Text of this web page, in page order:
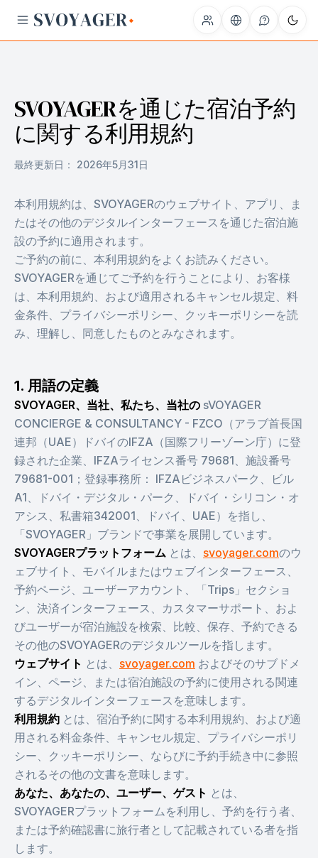
SVOYAGERを通じた宿泊予約
に関する利用規約
最終更新日： 2026年5月31日
本利用規約は、SVOYAGERのウェブサイト、アプリ、ま
たはその他のデジタルインターフェースを通じた宿泊施
設の予約に適用されます。
ご予約の前に、本利用規約をよくお読みください。
SVOYAGERを通じてご予約を行うことにより、お客様
は、本利用規約、および適用されるキャンセル規定、料
金条件、プライバシーポリシー、クッキーポリシーを読
み、理解し、同意したものとみなされます。
1. 用語の定義
SVOYAGER、当社、私たち、当社の sVOYAGER
CONCIERGE & CONSULTANCY - FZCO（アラブ首長国
連邦（UAE）ドバイのIFZA（国際フリーゾーン庁）に登
録された企業、IFZAライセンス番号 79681、施設番号
79681-001；登録事務所： IFZAビジネスパーク、ビル
A1、ドバイ・デジタル・パーク、ドバイ・シリコン・オ
アシス、私書箱342001、ドバイ、UAE）を指し、
「SVOYAGER」ブランドで事業を展開しています。
SVOYAGERプラットフォーム とは、 svoyager.comのウ
ェブサイト、モバイルまたはウェブインターフェース、
予約ページ、ユーザーアカウント、「Trips」セクショ
ン、決済インターフェース、カスタマーサポート、およ
びユーザーが宿泊施設を検索、比較、保存、予約できる
その他のSVOYAGERのデジタルツールを指します。
ウェブサイト とは、 svoyager.com およびそのサブドメ
イン、ページ、または宿泊施設の予約に使用される関連
するデジタルインターフェースを意味します。
利用規約 とは、宿泊予約に関する本利用規約、および適
用される料金条件、キャンセル規定、プライバシーポリ
シー、クッキーポリシー、ならびに予約手続き中に参照
されるその他の文書を意味します。
あなた、あなたの、ユーザー、ゲスト とは、
SVOYAGERプラットフォームを利用し、予約を行う者、
または予約確認書に旅行者として記載されている者を指
します。